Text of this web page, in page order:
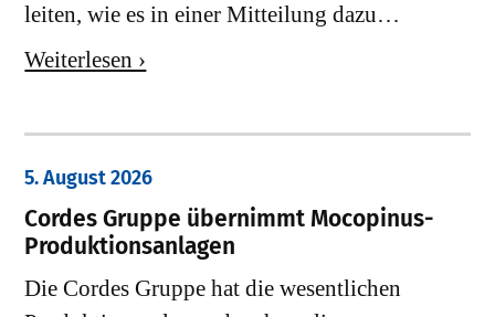
leiten, wie es in einer Mitteilung dazu…
Weiterlesen ›
5. August 2026
Cordes Gruppe übernimmt Mocopinus-
Produktionsanlagen
Die Cordes Gruppe hat die wesentlichen